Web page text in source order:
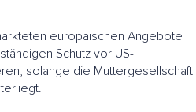
europäischen Angebote
Schutz vor US-
solange die Muttergesellschaft